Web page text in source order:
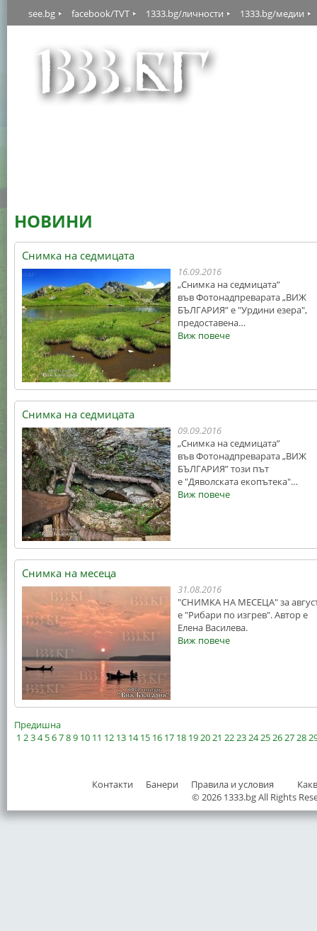
see.bg facebook/TVT 1333.bg/личности 1333.bg/медии
НОВИНИ
Снимка на седмицата
16.09.2016
„Снимка на седмицата”
във Фотонадпреварата „ВИЖ
БЪЛГАРИЯ” е "Урдини езера",
предоставена…
Виж повече
Снимка на седмицата
09.09.2016
„Снимка на седмицата”
във Фотонадпреварата „ВИЖ
БЪЛГАРИЯ” този път
е "Дяволската екопътека"…
Виж повече
Снимка на месеца
31.08.2016
"СНИМКА НА МЕСЕЦА" за
е "Рибари по изгрев". Автор е
Елена Василева.
Виж повече
Предишна
1 234 56789 10 11 12 13 14 15 16 17 18 192021 22232425262728
Контакти Банери Правила и условия
© 2026 1333.bg All Rights